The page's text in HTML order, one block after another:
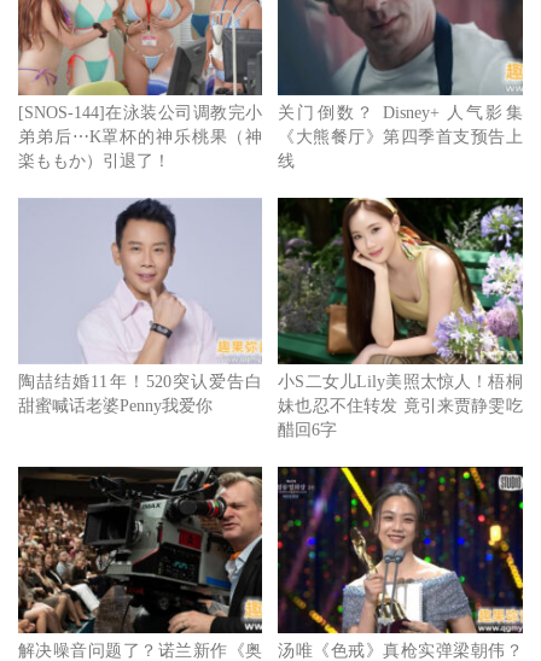
演出预算 2500 万美金的剧情片更感兴趣，而讽刺的是，过
去几年，漫威影业在某些意义上让这种剧情片逐渐示微，不
过如同上述所言，现在已经不是漫威早创的阶段，演员愿意
用低廉的合约参与数部作品，原创的重要性与稀缺性再次受
[SNOS-144]在泳装公司调教完小
弟弟后⋯K罩杯的神乐桃果（神
楽ももか）引退了！
关门倒数？ Disney+ 人气影集
《大熊餐厅》第四季首支预告上
线
陶喆结婚11年！520突认爱告白
甜蜜喊话老婆Penny我爱你
小S二女儿Lily美照太惊人！梧桐
妹也忍不住转发 竟引来贾静雯吃
醋回6字
解决噪音问题了？诺兰新作《奥
汤唯《色戒》真枪实弹梁朝伟？